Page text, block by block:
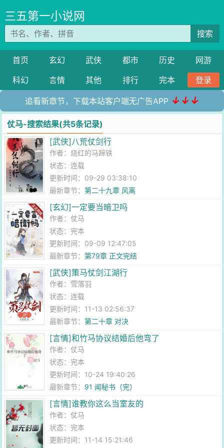
三五第一小说网
搜索
首页 玄幻 武侠 都市 历史
网游
科幻
言情 其他 排行 完本 登录
追看新章节，下载本站客户端无广告APP ↓↓↓
仗马-搜索结果(共5条记录)
[武侠]八荒仗剑行
作者： 烧红的马蹄铁
状态：连载
更新时间：09-29 03:38:10
最新章节：第二十九章 风离
[玄幻]一定要当暗卫吗
作者：仗马
状态：完本
更新时间：09-09 12:47:05
最新章节：第79章 正文完结
[武侠]策马仗剑江湖行
作者： 雪落羽
状态：连载
更新时间：11-13 02:56:37
最新章节：第二十章 对决
[言情]和竹马协议结婚后他弯了
作者：仗马
状态：完本
更新时间：10-24 19:40:26
最新章节： 91 闻秘书（完）
[言情]谁教你这么当室友的
作者：仗马
状态：完本
更新时间：11-14 15:21:46